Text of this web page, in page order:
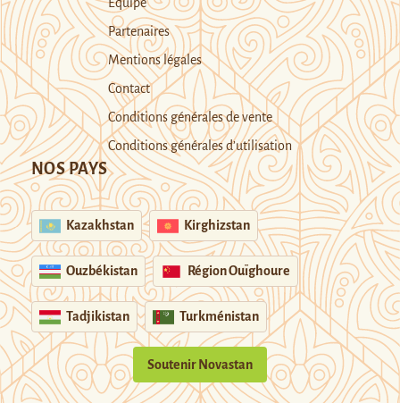
Partenaires
Mentions légales
Contact
Conditions générales de vente
Conditions générales d’utilisation
NOS PAYS
Kazakhstan Kirghizstan
Ouzbékistan Région Ouïghoure
Tadjikistan Turkménistan
Soutenir Novastan